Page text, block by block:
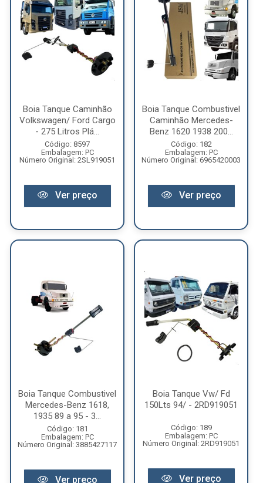
Boia Tanque Caminhão
Volkswagen/ Ford Cargo
- 275 Litros Plá...
Código: 8597
Embalagem: PC
Número Original: 2SL919051
Ver preço
Boia Tanque Combustivel
Caminhão Mercedes-
Benz 1620 1938 200...
Código: 182
Embalagem: PC
Número Original: 6965420003
Ver preço
Boia Tanque Combustivel
Mercedes-Benz 1618,
1935 89 a 95 - 3...
Código: 181
Embalagem: PC
Número Original: 3885427117
Ver preço
Boia Tanque Vw/ Fd
150Lts 94/ - 2RD919051
Código: 189
Embalagem: PC
Número Original: 2RD919051
Ver preço